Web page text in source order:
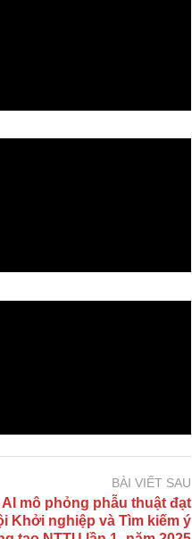
BÀI VIẾT SAU
AI mô phỏng phẫu thuật đạt
Khởi nghiệp và Tìm kiếm ý